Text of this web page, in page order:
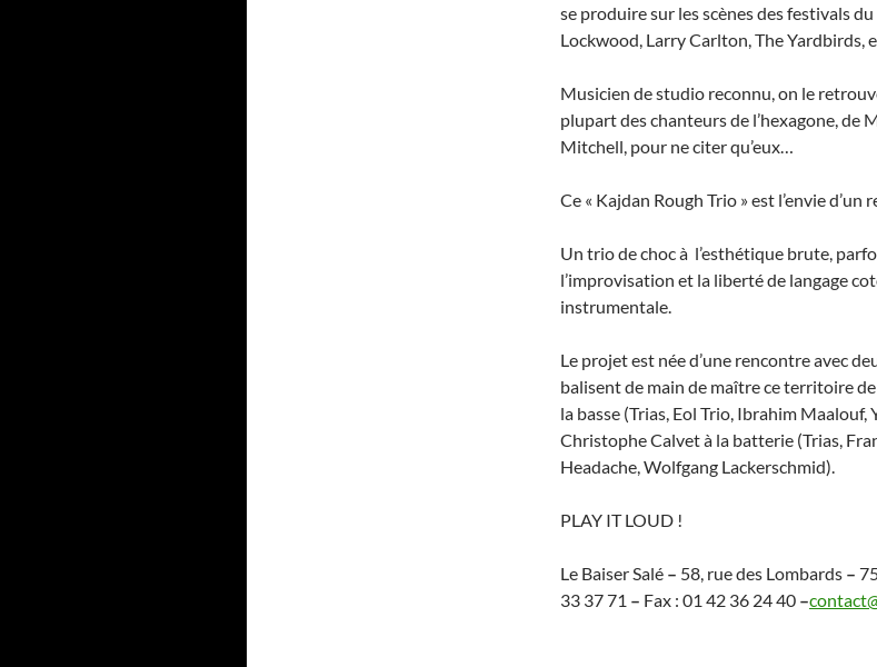
se produire sur les scènes des festivals
Lockwood, Larry Carlton, The Yardbirds,
Musicien de studio reconnu, on le
plupart des chanteurs de l’hexagone, de
Mitchell, pour ne citer qu’eux…
Ce « Kajdan Rough Trio » est l’envie
Un trio de choc à l’esthétique brute,
l’improvisation et la liberté de langage
instrumentale.
Le projet est née d’une rencontre avec
balisent de main de maître ce territoire
la basse (Trias, Eol Trio, Ibrahim Maalouf,
Christophe Calvet à la batterie (Trias,
Headache, Wolfgang Lackerschmid).
PLAY IT LOUD !
Le Baiser Salé – 58, rue des Lombards –
33 37 71 – Fax : 01 42 36 24 40 –